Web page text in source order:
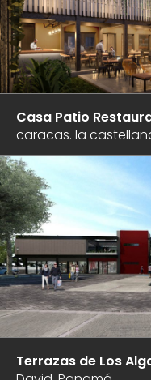
Casa Patio
caracas. la
Terrazas de Los